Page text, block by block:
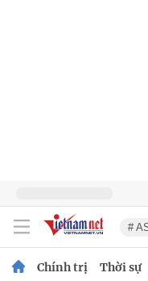
#
Chính trị Thời sự